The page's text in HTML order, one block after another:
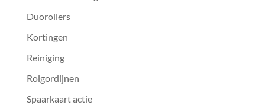
Duorollers
Kortingen
Reiniging
Rolgordijnen
Spaarkaart actie